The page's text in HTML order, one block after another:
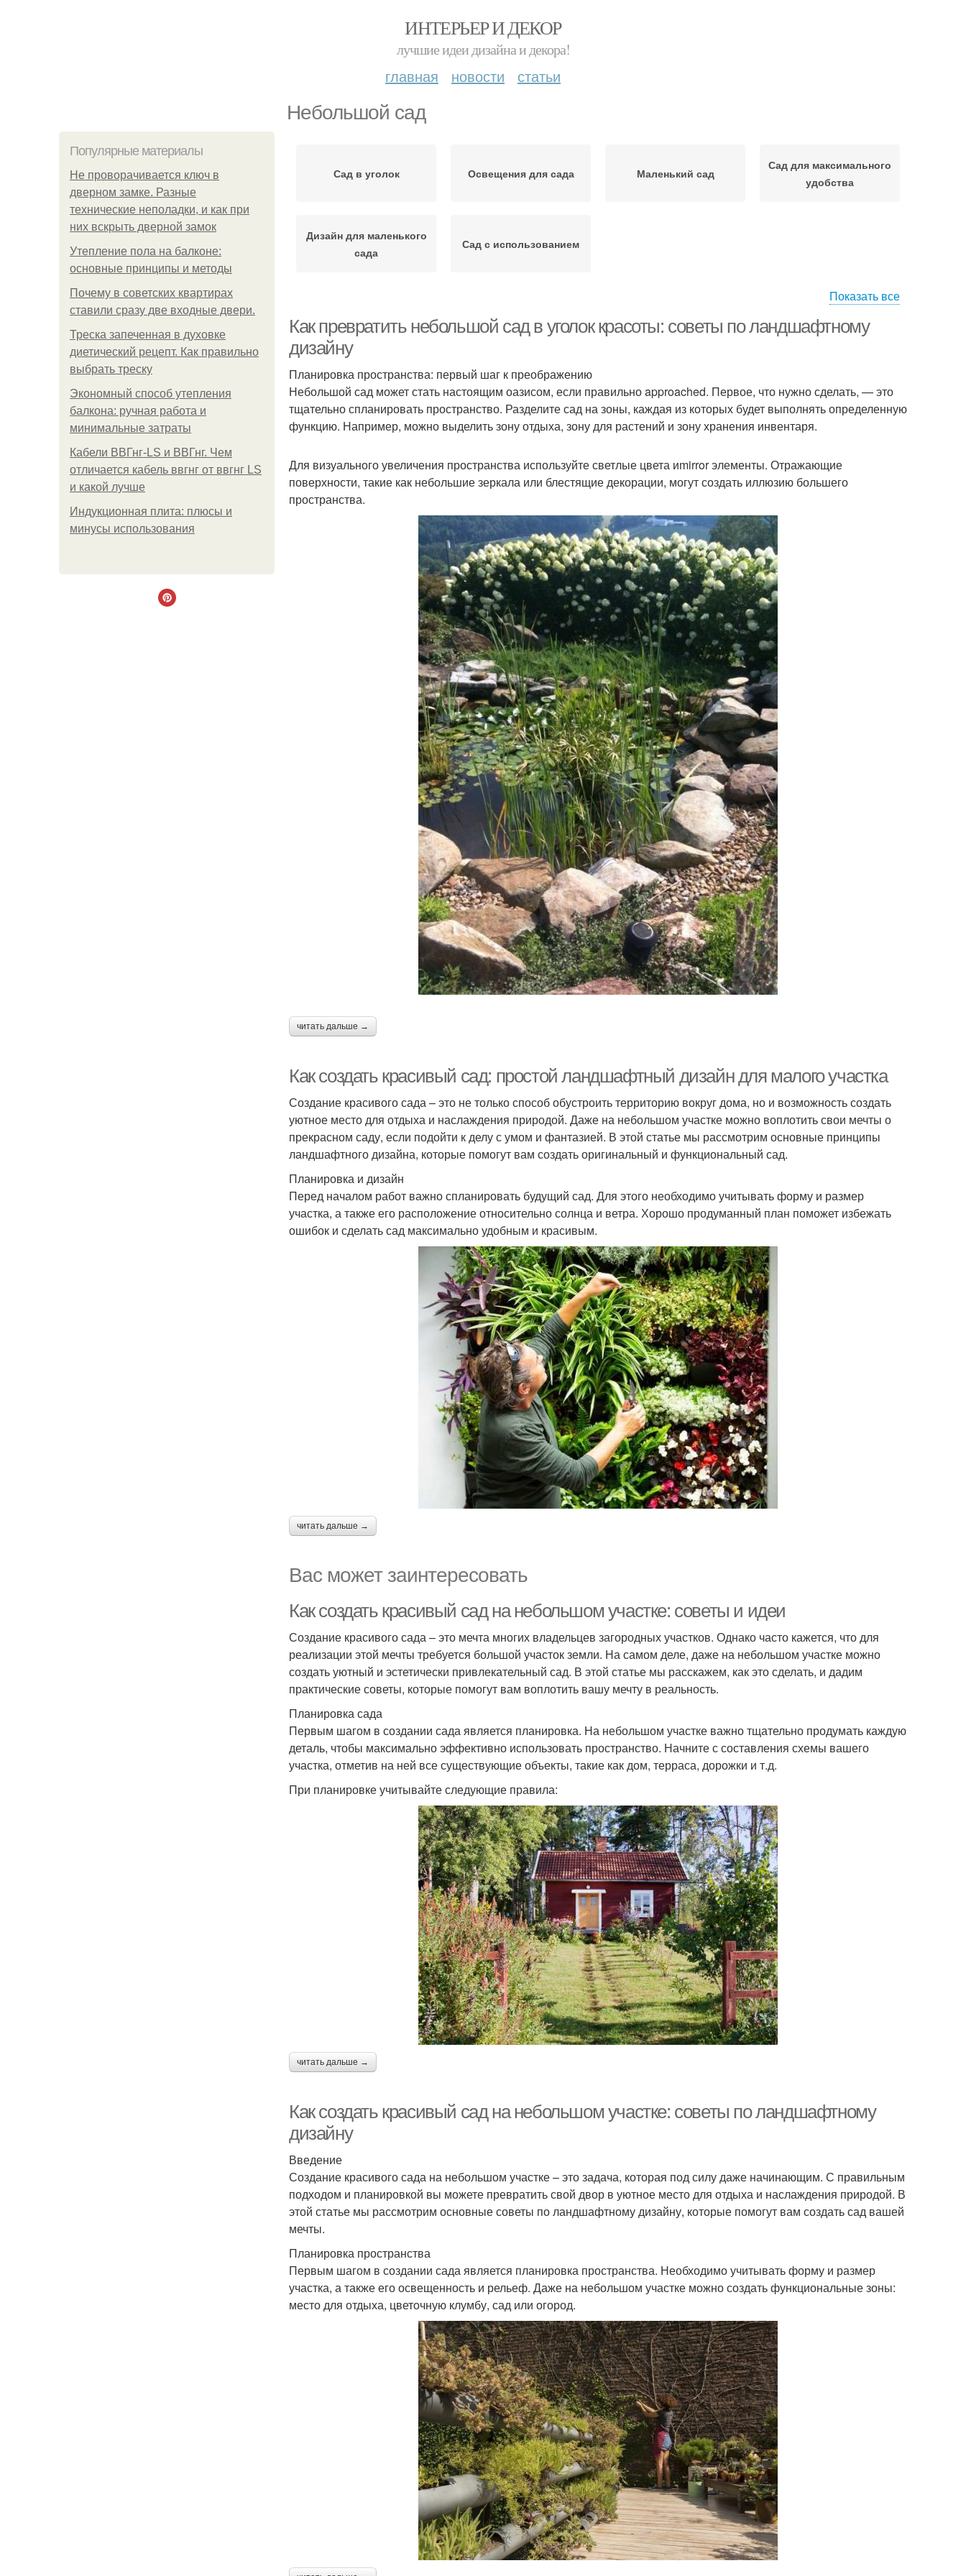
ИНТЕРЬЕР И ДЕКОР
лучшие идеи дизайна и декора!
главная новости статьи
Небольшой сад
Популярные материалы
Не проворачивается ключ в
дверном замке. Разные
технические неполадки, и как при
них вскрыть дверной замок
Утепление пола на балконе:
основные принципы и методы
Почему в советских квартирах
ставили сразу две входные двери.
Треска запеченная в духовке
диетический рецепт. Как правильно
выбрать треску
Экономный способ утепления
балкона: ручная работа и
минимальные затраты
Кабели ВВГнг-LS и ВВГнг. Чем
отличается кабель ввгнг от ввгнг LS
и какой лучше
Индукционная плита: плюсы и
минусы использования
Сад в уголок Освещения для сада Маленький сад
Сад для максимального
удобства
Дизайн для маленького
сада
Сад с использованием
Показать все
Как превратить небольшой сад в уголок красоты: советы по ландшафтному
дизайну
Планировка пространства: первый шаг к преображению
Небольшой сад может стать настоящим оазисом, если правильно approached. Первое, что нужно сделать, — это
тщательно спланировать пространство. Разделите сад на зоны, каждая из которых будет выполнять определенную
функцию. Например, можно выделить зону отдыха, зону для растений и зону хранения инвентаря.
Для визуального увеличения пространства используйте светлые цвета иmirror элементы. Отражающие
поверхности, такие как небольшие зеркала или блестящие декорации, могут создать иллюзию большего
пространства.
читать дальше →
Как создать красивый сад: простой ландшафтный дизайн для малого участка
Создание красивого сада – это не только способ обустроить территорию вокруг дома, но и возможность создать
уютное место для отдыха и наслаждения природой. Даже на небольшом участке можно воплотить свои мечты о
прекрасном саду, если подойти к делу с умом и фантазией. В этой статье мы рассмотрим основные принципы
ландшафтного дизайна, которые помогут вам создать оригинальный и функциональный сад.
Планировка и дизайн
Перед началом работ важно спланировать будущий сад. Для этого необходимо учитывать форму и размер
участка, а также его расположение относительно солнца и ветра. Хорошо продуманный план поможет избежать
ошибок и сделать сад максимально удобным и красивым.
читать дальше →
Вас может заинтересовать
Как создать красивый сад на небольшом участке: советы и идеи
Создание красивого сада – это мечта многих владельцев загородных участков. Однако часто кажется, что для
реализации этой мечты требуется большой участок земли. На самом деле, даже на небольшом участке можно
создать уютный и эстетически привлекательный сад. В этой статье мы расскажем, как это сделать, и дадим
практические советы, которые помогут вам воплотить вашу мечту в реальность.
Планировка сада
Первым шагом в создании сада является планировка. На небольшом участке важно тщательно продумать каждую
деталь, чтобы максимально эффективно использовать пространство. Начните с составления схемы вашего
участка, отметив на ней все существующие объекты, такие как дом, терраса, дорожки и т.д.
При планировке учитывайте следующие правила:
читать дальше →
Как создать красивый сад на небольшом участке: советы по ландшафтному
дизайну
Введение
Создание красивого сада на небольшом участке – это задача, которая под силу даже начинающим. С правильным
подходом и планировкой вы можете превратить свой двор в уютное место для отдыха и наслаждения природой. В
этой статье мы рассмотрим основные советы по ландшафтному дизайну, которые помогут вам создать сад вашей
мечты.
Планировка пространства
Первым шагом в создании сада является планировка пространства. Необходимо учитывать форму и размер
участка, а также его освещенность и рельеф. Даже на небольшом участке можно создать функциональные зоны:
место для отдыха, цветочную клумбу, сад или огород.